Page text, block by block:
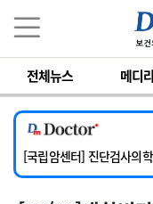
전체뉴스 메디
[서울아산병원] 2026년 하
[명지병원] 하반기 전공의(
[국립암센터] 진단검사의
[인제대학교해운대백병원